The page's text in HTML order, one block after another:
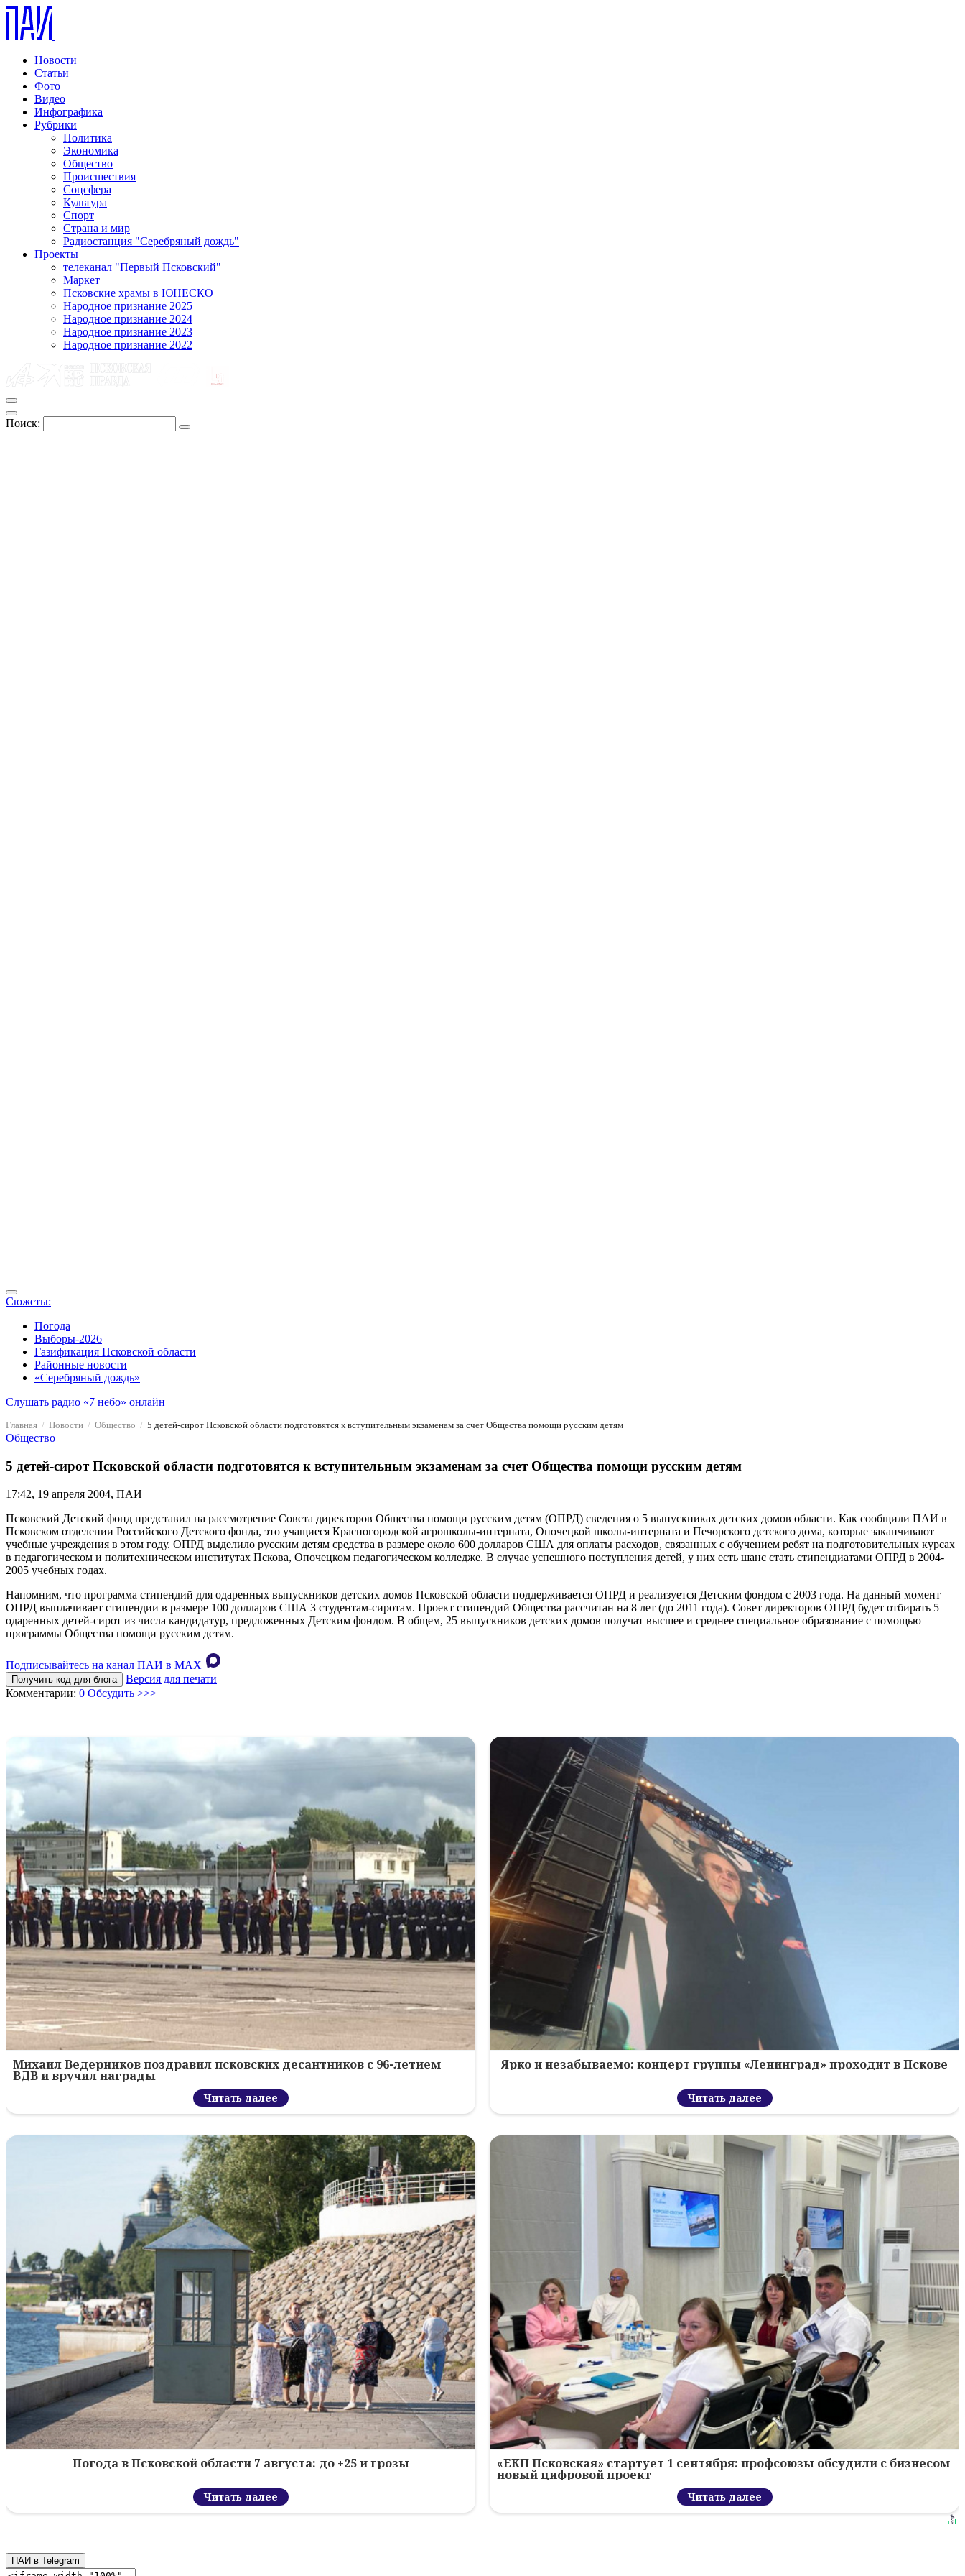
Новости
Статьи
Фото
Видео
Инфографика
Рубрики
Политика
Экономика
Общество
Происшествия
Соцсфера
Культура
Спорт
Страна и мир
Радиостанция "Серебряный дождь"
Проекты
телеканал "Первый Псковский"
Маркет
Псковские храмы в ЮНЕСКО
Народное признание 2025
Народное признание 2024
Народное признание 2023
Народное признание 2022
Поиск:
Сюжеты:
Погода
Выборы-2026
Газификация Псковской области
Районные новости
«Серебряный дождь»
Слушать радио «7 небо» онлайн
Главная Новости Общество 5 детей-сирот Псковской области подготовятся к вступительным экзаменам за счет Общества помощи русским детям
Общество
5 детей-сирот Псковской области подготовятся к вступительным экзаменам за счет Общества помощи русским детям
17:42, 19 апреля 2004, ПАИ
Псковский Детский фонд представил на рассмотрение Совета директоров Общества помощи русским детям (ОПРД) сведения о 5 выпускниках детских домов области. Как сообщили ПАИ в
Псковском отделении Российского Детского фонда, это учащиеся Красногородской агрошколы-интерната, Опочецкой школы-интерната и Печорского детского дома, которые заканчивают
учебные учреждения в этом году. ОПРД выделило русским детям средства в размере около 600 долларов США для оплаты расходов, связанных с обучением ребят на подготовительных курсах
в педагогическом и политехническом институтах Пскова, Опочецком педагогическом колледже. В случае успешного поступления детей, у них есть шанс стать стипендиатами ОПРД в 2004-
2005 учебных годах.
Напомним, что программа стипендий для одаренных выпускников детских домов Псковской области поддерживается ОПРД и реализуется Детским фондом с 2003 года. На данный момент
ОПРД выплачивает стипендии в размере 100 долларов США 3 студентам-сиротам. Проект стипендий Общества рассчитан на 8 лет (до 2011 года). Совет директоров ОПРД будет отбирать 5
одаренных детей-сирот из числа кандидатур, предложенных Детским фондом. В общем, 25 выпускников детских домов получат высшее и среднее специальное образование с помощью
программы Общества помощи русским детям.
Подписывайтесь на канал ПАИ в MAХ
Получить код для блога
Версия для печати
Комментарии: 0 Обсудить >>>
Михаил Ведерников поздравил псковских десантников с 96-летием
ВДВ и вручил награды
Читать далее
Ярко и незабываемо: концерт группы «Ленинград» проходит в Пскове
Читать далее
Погода в Псковской области 7 августа: до +25 и грозы
Читать далее
«ЕКП Псковская» стартует 1 сентября: профсоюзы обсудили с бизнесом
новый цифровой проект
Читать далее
ПАИ в Telegram